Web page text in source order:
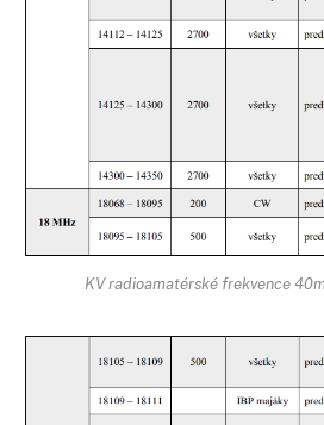
KV radioamatérské frekvence